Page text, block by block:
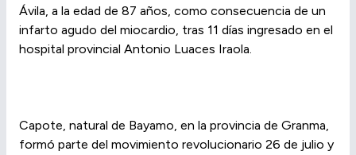
Ávila, a la edad de 87 años, como consecuencia de un
infarto agudo del miocardio, tras 11 días ingresado en el
hospital provincial Antonio Luaces Iraola.
Capote, natural de Bayamo, en la provincia de Granma,
formó parte del movimiento revolucionario 26 de julio y